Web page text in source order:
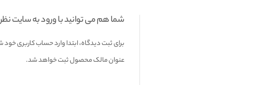
شما هم می توانید با ورود به سایت
برای ثبت دیدگاه، ابتدا وارد حساب کاربری خود
عنوان مالک محصول ثبت خواهد شد.